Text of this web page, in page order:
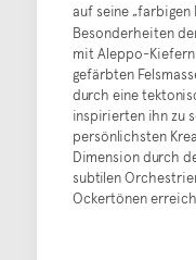
auf seine „farbigen
Besonderheiten
mit Aleppo-
gefärbten
durch eine
inspirierten ihn zu
persönlichsten
Dimension durch
subtilen
Ockertönen